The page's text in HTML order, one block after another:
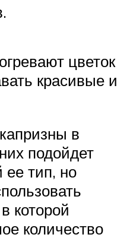
цветок
красивые и
в
подойдет
тип, но
которой
количество